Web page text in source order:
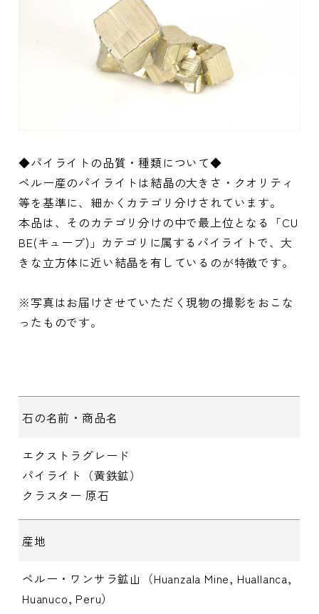
◆パイライトの品質・種類について◆
ペルー産のパイライトは結晶の大きさ・クオリティ
等を基準に、細かくカテゴリ分けされています。
本品は、そのカテゴリ分けの中で最上位となる「CU
BE(キューブ)」カテゴリに属するパイライトで、大
きな立方体に近い結晶を有しているのが特徴です。
※写真はお届けさせていただく現物の撮影をおこな
ったものです。
石の名前・商品名
エクストラグレード
パイライト（黄鉄鉱）
クラスター 原石
産地
ペルー・ワンサラ鉱山（Huanzala Mine, Huallanca,
Huanuco, Peru）